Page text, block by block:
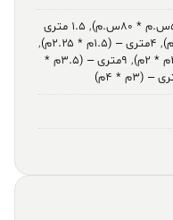
,
۱.۵ متری
, ۴متری – (۱.۵م * ۲.۲۵م)
,
,
۹متری – (۳.۵م *